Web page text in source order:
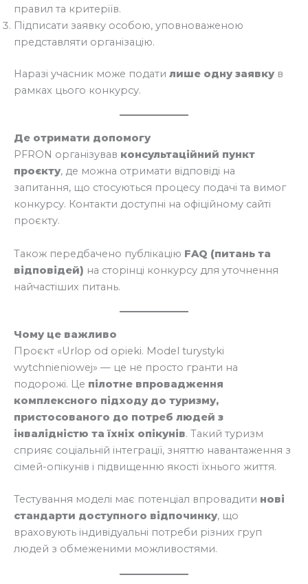
правил та критеріїв.
Підписати заявку особою, уповноваженою
представляти організацію.
Наразі учасник може подати лише одну заявку в
рамках цього конкурсу.
Де отримати допомогу
PFRON організував консультаційний пункт
проєкту, де можна отримати відповіді на
запитання, що стосуються процесу подачі та вимог
конкурсу. Контакти доступні на офіційному сайті
проєкту.
Також передбачено публікацію FAQ (питань та
відповідей) на сторінці конкурсу для уточнення
найчастіших питань.
Чому це важливо
Проєкт «Urlop od opieki. Model turystyki
wytchnieniowej» — це не просто гранти на
подорожі. Це пілотне впровадження
комплексного підходу до туризму,
пристосованого до потреб людей з
інвалідністю та їхніх опікунів. Такий туризм
сприяє соціальній інтеграції, зняттю навантаження з
сімей-опікунів і підвищенню якості їхнього життя.
Тестування моделі має потенціал впровадити нові
стандарти доступного відпочинку, що
враховують індивідуальні потреби різних груп
людей з обмеженими можливостями.